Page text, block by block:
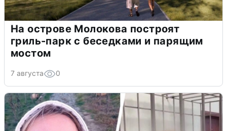
На острове Молокова построят
гриль-парк с беседками и парящим
мостом
7 августа 0